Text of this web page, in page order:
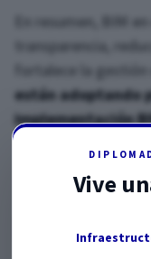
En resumen, BIM
transparencia,
fortalece la gestión
están adoptando
implementación
Vive